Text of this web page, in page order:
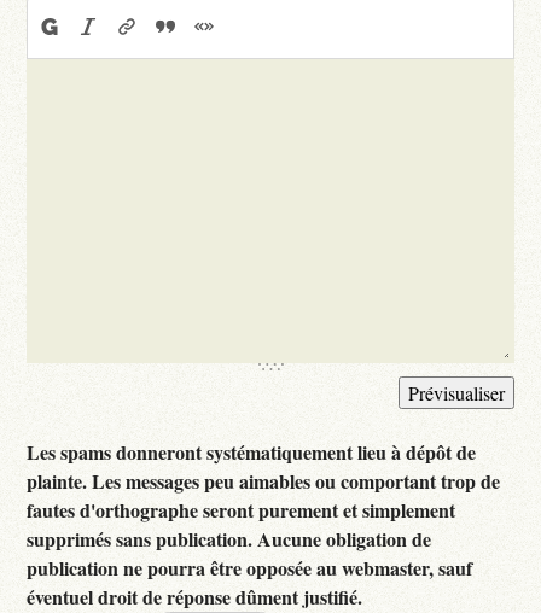
Les spams donneront systématiquement lieu à dépôt de
plainte. Les messages peu aimables ou comportant trop de
fautes d'orthographe seront purement et simplement
supprimés sans publication. Aucune obligation de
publication ne pourra être opposée au webmaster, sauf
éventuel droit de réponse dûment justifié.